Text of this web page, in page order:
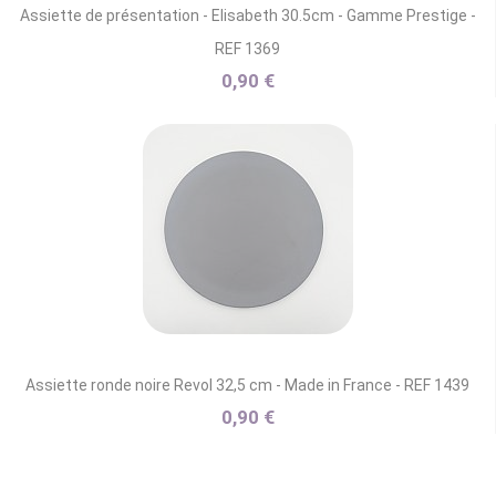
Assiette de présentation - Elisabeth 30.5cm - Gamme Prestige -
REF 1369
0,90 €
Assiette ronde noire Revol 32,5 cm - Made in France - REF 1439
0,90 €